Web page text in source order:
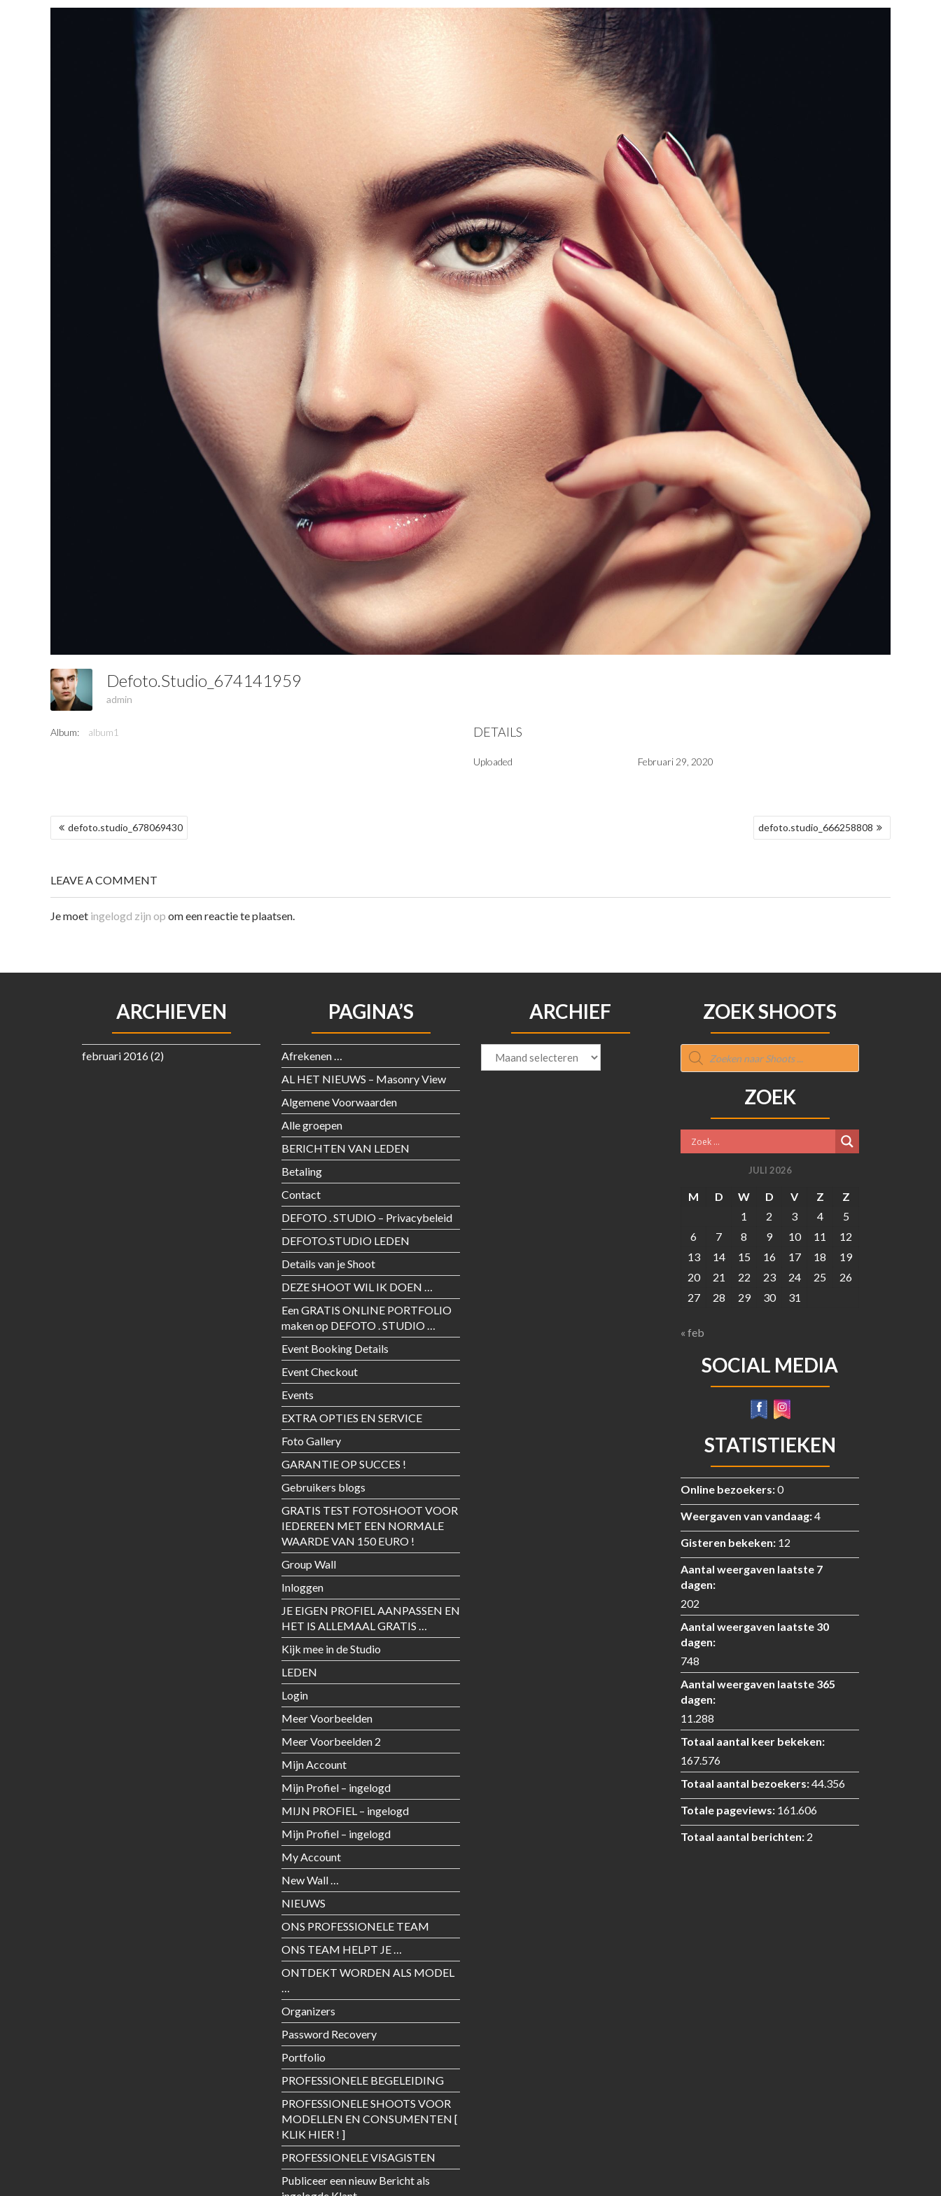
Defoto.studio_674141959
admin
Album: album1 DETAILS
Uploaded Februari 29, 2020
BERICHT
NAVIGATIE
defoto.studio_678069430 defoto.studio_666258808
LEAVE A COMMENT
Je moet ingelogd zijn op om een reactie te plaatsen.
ARCHIEVEN
februari 2016 (2)
PAGINA’S
Afrekenen …
AL HET NIEUWS – Masonry View
Algemene Voorwaarden
Alle groepen
BERICHTEN VAN LEDEN
Betaling
Contact
DEFOTO . STUDIO – Privacybeleid
DEFOTO.STUDIO LEDEN
Details van je Shoot
DEZE SHOOT WIL IK DOEN …
Een GRATIS ONLINE PORTFOLIO
maken op DEFOTO . STUDIO …
Event Booking Details
Event Checkout
Events
EXTRA OPTIES EN SERVICE
Foto Gallery
GARANTIE OP SUCCES !
Gebruikers blogs
GRATIS TEST FOTOSHOOT VOOR
IEDEREEN MET EEN NORMALE
WAARDE VAN 150 EURO !
Group Wall
Inloggen
JE EIGEN PROFIEL AANPASSEN EN
HET IS ALLEMAAL GRATIS …
Kijk mee in de Studio
LEDEN
Login
Meer Voorbeelden
Meer Voorbeelden 2
Mijn Account
Mijn Profiel – ingelogd
MIJN PROFIEL – ingelogd
Mijn Profiel – ingelogd
My Account
New Wall …
NIEUWS
ONS PROFESSIONELE TEAM
ONS TEAM HELPT JE …
ONTDEKT WORDEN ALS MODEL
…
Organizers
Password Recovery
Portfolio
PROFESSIONELE BEGELEIDING
PROFESSIONELE SHOOTS VOOR
MODELLEN EN CONSUMENTEN [
KLIK HIER ! ]
PROFESSIONELE VISAGISTEN
Publiceer een nieuw Bericht als
ARCHIEF
Archief
ZOEK SHOOTS
Producten
zoeken
ZOEK
JULI 2026
M D W D V Z
Z
1
2 3 4
5
6
7 8 9 10 11
12
13
14 15 16 17 18
19
20
21 22 23 24 25
26
27
28 29 30 31
« feb
SOCIAL MEDIA
STATISTIEKEN
Online bezoekers:0
Weergaven van vandaag:4
Gisteren bekeken: 12
Aantal weergaven laatste 7
dagen:
202
Aantal weergaven laatste 30
dagen:
748
Aantal weergaven laatste 365
dagen:
11.288
Totaal aantal keer bekeken:
167.576
Totaal aantal bezoekers:44.356
Totale pageviews: 161.606
Totaal aantal berichten: 2